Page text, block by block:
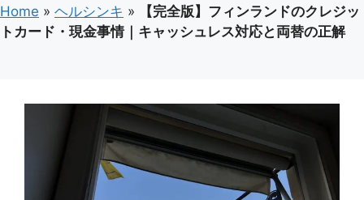
キ
ッ
ュ
Home » ヘルシンキ »
【完全版】フィンランドのクレジッ
トカード・現金事情｜キャッシュレス対応と両替の正解